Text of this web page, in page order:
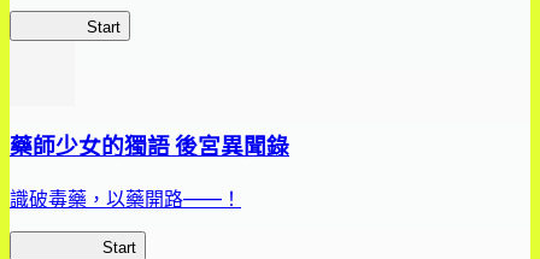
Start
藥師少女的獨語 後宮異聞錄
識破毒藥，以藥開路——！
Start